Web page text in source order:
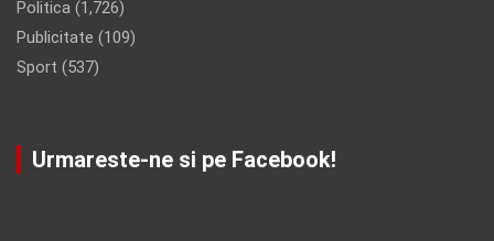
Politica (1,726)
Publicitate (109)
Sport (537)
Urmareste-ne si pe Facebook!